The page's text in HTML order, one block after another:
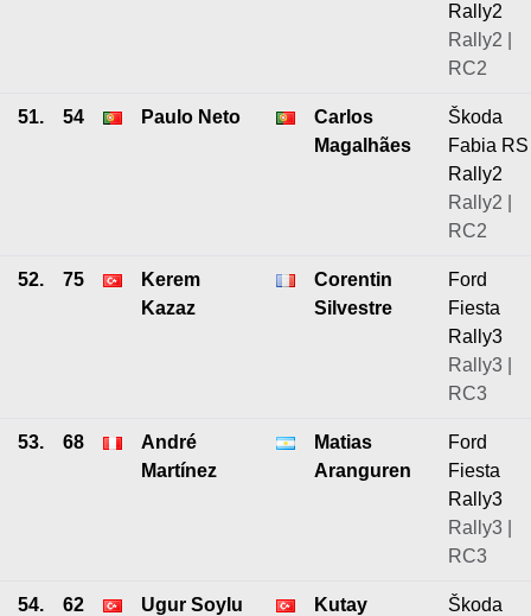
Rally2
Rally2 |
RC2
51. 54 Paulo Neto
Carlos
Magalhães
Škoda
Fabia RS
Rally2
Rally2 |
RC2
52. 75
Kerem
Kazaz
Corentin
Silvestre
Ford
Fiesta
Rally3
Rally3 |
RC3
53. 68
André
Martínez
Matias
Aranguren
Ford
Fiesta
Rally3
Rally3 |
RC3
54. 62 Ugur Soylu
Kutay
Škoda